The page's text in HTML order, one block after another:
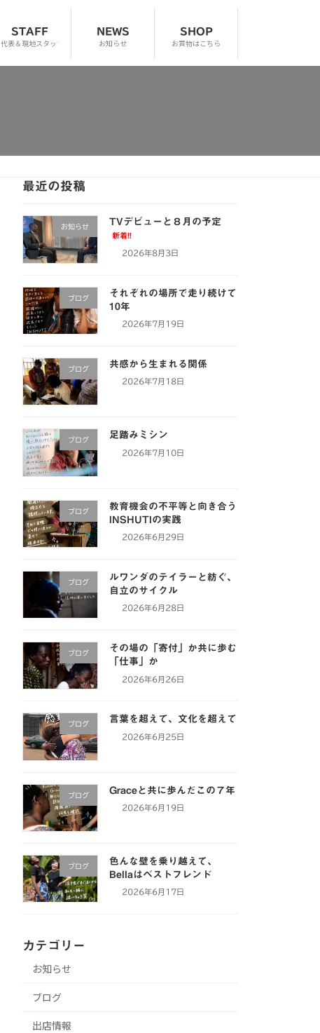
STAFF
代表＆現地スタッフ
NEWS
お知らせ
SHOP
お買物はこちら
最近の投稿
お知らせ TVデビューと８月の予定
新着!!
2026年8月3日
ブログ
それぞれの場所で走り続けて
10年
2026年7月19日
ブログ 共感から生まれる関係
2026年7月18日
ブログ 足踏みミシン
2026年7月10日
ブログ
教育機会の不平等と向き合う
INSHUTIの実践
2026年6月29日
ブログ
ルワンダのテイラーと紡ぐ、
自立のサイクル
2026年6月28日
ブログ
その場の「寄付」か共に歩む
「仕事」か
2026年6月26日
ブログ 言葉を超えて、文化を超えて
2026年6月25日
ブログ Graceと共に歩んだこの７年
2026年6月19日
ブログ
色んな壁を乗り越えて、
Bellaはベストフレンド
2026年6月17日
カテゴリー
お知らせ
ブログ
出店情報